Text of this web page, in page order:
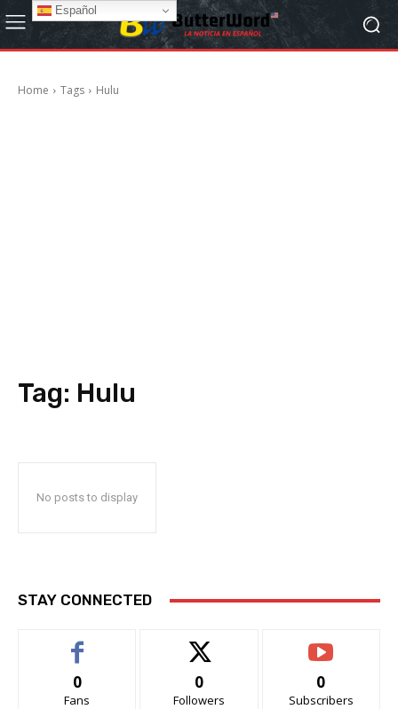
Home Tags Hulu
Tag: Hulu
No posts to display
STAY CONNECTED
0
Fans
0
Followers
0
Subscribers
Español